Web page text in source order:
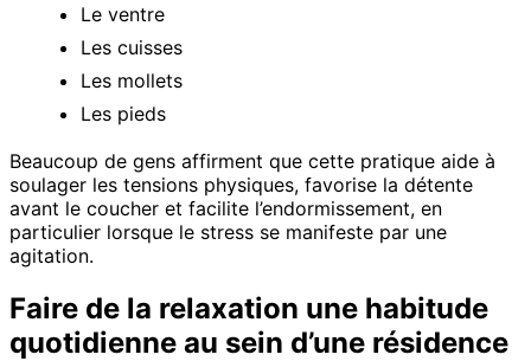
Le ventre
Les cuisses
Les mollets
Les pieds
Beaucoup de gens affirment que cette pratique aide à
soulager les tensions physiques, favorise la détente
avant le coucher et facilite l’endormissement, en
particulier lorsque le stress se manifeste par une
agitation.
Faire de la relaxation une habitude
quotidienne au sein d’une résidence